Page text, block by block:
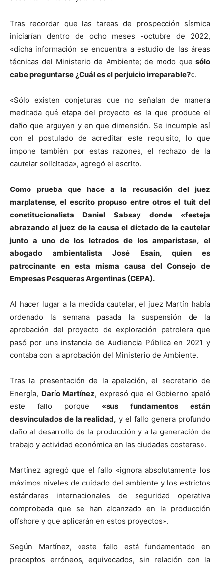
Tras recordar que las tareas de prospección sísmica
iniciarían dentro de ocho meses -octubre de 2022,
«dicha información se encuentra a estudio de las áreas
técnicas del Ministerio de Ambiente; de modo que sólo
cabe preguntarse ¿Cuál es el perjuicio irreparable?«.
«Sólo existen conjeturas que no señalan de manera
meditada qué etapa del proyecto es la que produce el
daño que arguyen y en que dimensión. Se incumple así
con el postulado de acreditar este requisito, lo que
impone también por estas razones, el rechazo de la
cautelar solicitada», agregó el escrito.
Como prueba que hace a la recusación del juez
marplatense, el escrito propuso entre otros el tuit del
constitucionalista Daniel Sabsay donde «festeja
abrazando al juez de la causa el dictado de la cautelar
junto a uno de los letrados de los amparistas», el
abogado ambientalista José Esain, quien es
patrocinante en esta misma causa del Consejo de
Empresas Pesqueras Argentinas (CEPA).
Al hacer lugar a la medida cautelar, el juez Martín había
ordenado la semana pasada la suspensión de la
aprobación del proyecto de exploración petrolera que
pasó por una instancia de Audiencia Pública en 2021 y
contaba con la aprobación del Ministerio de Ambiente.
Tras la presentación de la apelación, el secretario de
Energía, Darío Martínez, expresó que el Gobierno apeló
este fallo porque «sus fundamentos están
desvinculados de la realidad, y el fallo genera profundo
daño al desarrollo de la producción y a la generación de
trabajo y actividad económica en las ciudades costeras».
Martínez agregó que el fallo «ignora absolutamente los
máximos niveles de cuidado del ambiente y los estrictos
estándares internacionales de seguridad operativa
comprobada que se han alcanzado en la producción
offshore y que aplicarán en estos proyectos».
Según Martínez, «este fallo está fundamentado en
preceptos erróneos, equivocados, sin relación con la